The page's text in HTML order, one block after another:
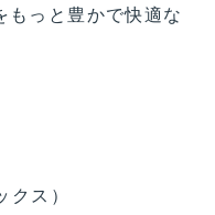
っと豊かで快適な
ス）